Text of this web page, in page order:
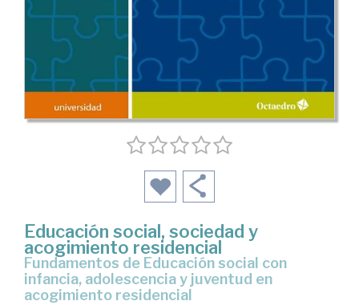
Educación social, sociedad y
acogimiento residencial
fundamentos de Educación social con
infancia, adolescencia y juventud en
acogimiento residencial